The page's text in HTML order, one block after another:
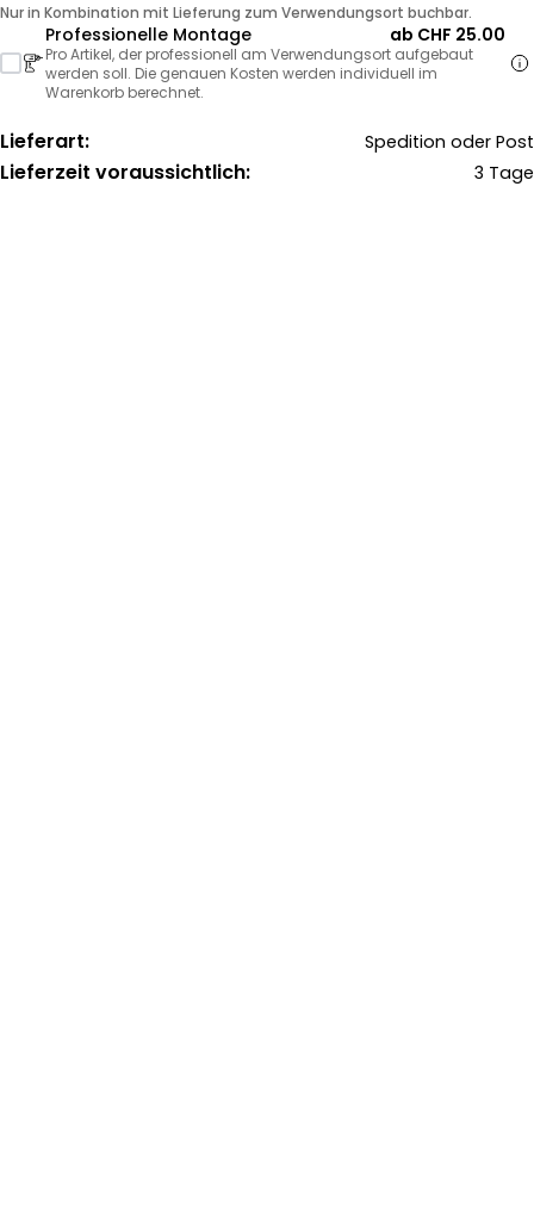
Nur in Kombination mit Lieferung zum Verwendungsort buchbar.
Professionelle Montage ab CHF 25.00
Pro Artikel, der professionell am Verwendungsort aufgebaut
werden soll. Die genauen Kosten werden individuell im
Warenkorb berechnet.
Lieferart: Spedition oder Post
Lieferzeit voraussichtlich: 3 Tage